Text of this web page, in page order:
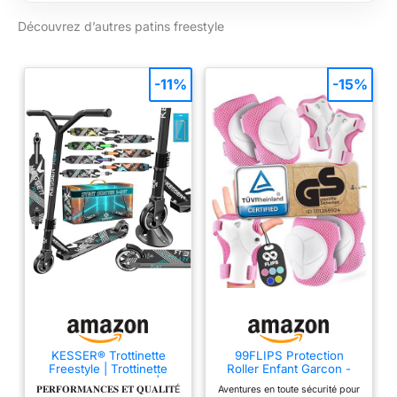
intérieures/extérieures
(uréthane 56 x 33
Argent-5 Race Rated.
Ces patins s'adaptent
à toutes les tailles de
chaussures pour
femme.
Découvrez d’autres patins freestyle
KESSER® Trottinette
Freestyle | Trottinette
Freestyle X-Limit |
𝐏𝐄𝐑𝐅𝐎𝐑𝐌𝐀𝐍𝐂𝐄𝐒 𝐄𝐓 𝐐𝐔𝐀𝐋𝐈𝐓É
-11%
99FLIPS Protection
Roller Enfant Garcon -
Aventures en toute sécurité pour
-15%